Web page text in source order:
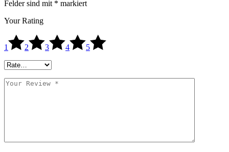
Felder sind mit * markiert
Your Rating
1 2 3 4 5